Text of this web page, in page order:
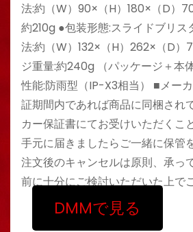
法:約（W）90×（H）180×（D）
約210g ●包装形態:スライドブリ
法:約（W）132×（H）262×（D
ジ重量:約240g （パッケージ＋本
性能:防雨型（IP-X3相当） ■メー
証期間内であれば商品に同梱され
カー保証書にてお受けいただくこ
手元に届きましたらご一緒に保管
注文後のキャンセルは原則、承っ
前に十分にご検討いただいた上で
DMMで見る